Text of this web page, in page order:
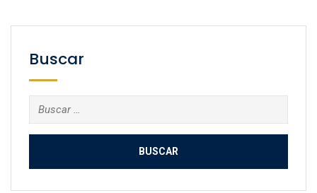
Buscar
Buscar: